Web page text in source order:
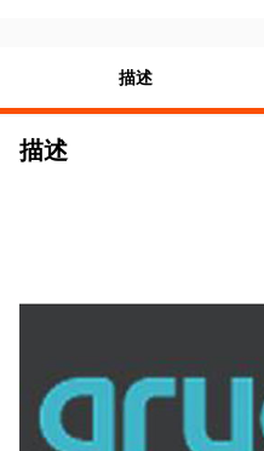
描述
描述